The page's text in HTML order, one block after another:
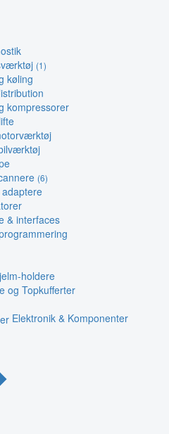
(1)
køling
kompressorer
(6)
& interfaces
holdere
og Topkufferter
Elektronik & Komponenter